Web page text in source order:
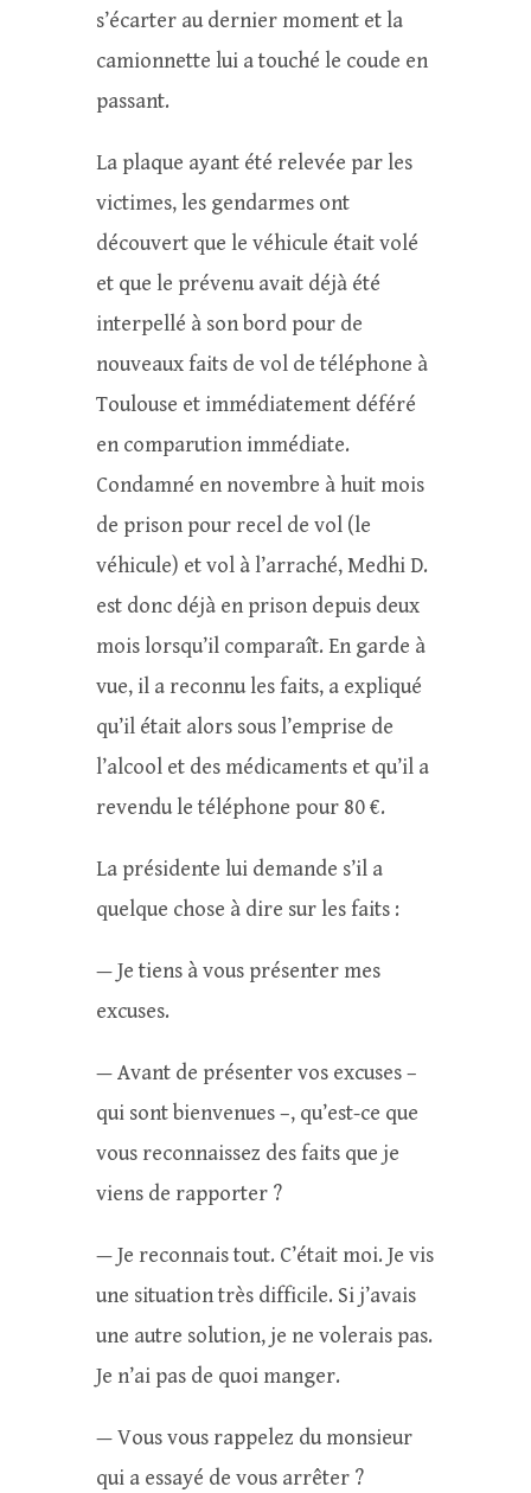
s’écarter au dernier moment et la
camionnette lui a touché le coude en
passant.
La plaque ayant été relevée par les
victimes, les gendarmes ont
découvert que le véhicule était volé
et que le prévenu avait déjà été
interpellé à son bord pour de
nouveaux faits de vol de téléphone à
Toulouse et immédiatement déféré
en comparution immédiate.
Condamné en novembre à huit mois
de prison pour recel de vol (le
véhicule) et vol à l’arraché, Medhi D.
est donc déjà en prison depuis deux
mois lorsqu’il comparaît. En garde à
vue, il a reconnu les faits, a expliqué
qu’il était alors sous l’emprise de
l’alcool et des médicaments et qu’il a
revendu le téléphone pour 80 €.
La présidente lui demande s’il a
quelque chose à dire sur les faits :
— Je tiens à vous présenter mes
excuses.
— Avant de présenter vos excuses –
qui sont bienvenues –, qu’est-ce que
vous reconnaissez des faits que je
viens de rapporter ?
— Je reconnais tout. C’était moi. Je vis
une situation très difficile. Si j’avais
une autre solution, je ne volerais pas.
Je n’ai pas de quoi manger.
— Vous vous rappelez du monsieur
qui a essayé de vous arrêter ?